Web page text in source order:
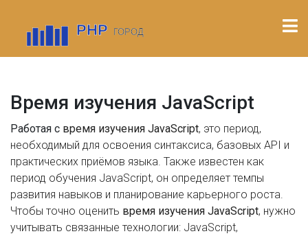
Время изучения JavaScript
Работая с время изучения JavaScript, это период,
необходимый для освоения синтаксиса, базовых API и
практических приёмов языка . Также известен как
период обучения JavaScript, он определяет темпы
развития навыков и планирование карьерного роста
Чтобы точно оценить время изучения JavaScript, нужно
учитывать связанные технологии: JavaScript,